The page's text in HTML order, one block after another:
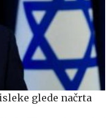
glede načrta